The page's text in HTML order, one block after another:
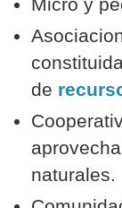
Micro y
de
naturales.